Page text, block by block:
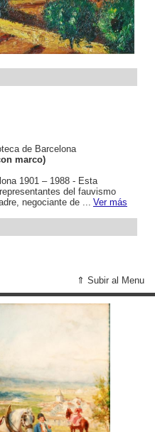
de Barcelona
marco)
1901 – 1988 - Esta
del fauvismo
negociante de ...
Ver más
⇑ Subir al Menu